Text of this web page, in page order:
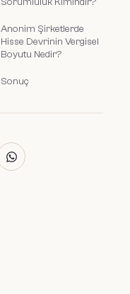
Anonim Şirketlerde
Hisse Devrinin Vergisel
Boyutu Nedir?
Sonuç